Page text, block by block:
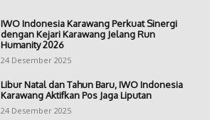
IWO Indonesia Karawang Perkuat Sinergi
dengan Kejari Karawang Jelang Run
Humanity 2026
24 Desember 2025
Libur Natal dan Tahun Baru, IWO Indonesia
Karawang Aktifkan Pos Jaga Liputan
24 Desember 2025